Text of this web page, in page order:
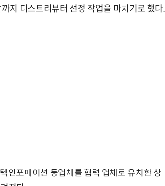
지 디스트리뷰터 선정 작업을 마치기로 했다.
인포메이션 등업체를 협력 업체로 유치한 상